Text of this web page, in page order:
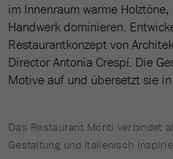
im Innenraum warme
Handwerk dominieren.
Restaurantkonzept von
Director Antonia Crespí. Die
Motive auf und übersetzt sie
Das Restaurant Monti verbindet
Gestaltung und italienisch